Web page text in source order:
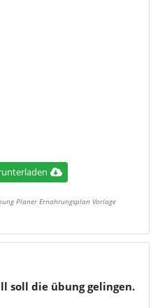
Planer Ernahrungsplan Vorlage
soll die übung gelingen.